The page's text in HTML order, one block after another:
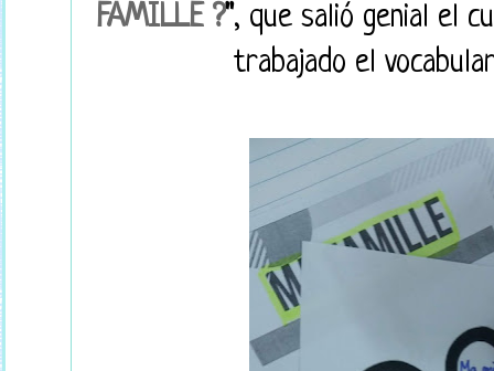
FAMILLE ?", que salió genial el
trabajado el